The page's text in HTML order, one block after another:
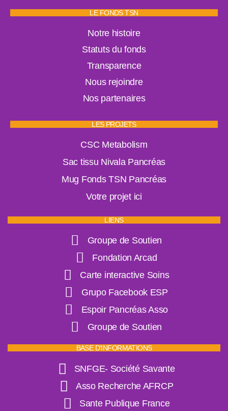
LE FONDS TSN
Notre histoire
Statuts du fonds
Transparence
Nous rejoindre
Nos partenaires
LES PROJETS
CSC Metabolism
Sac tissu Nivala Pancréas
Mug Fonds TSN Pancréas
Votre projet ici
LIENS
Groupe de Soutien
Fondation Arcad
Carte interactive Soins
Grupo Facebook ESP
Espoir Pancréas Asso
Groupe de Soutien
BASE D'INFORMATIONS
SNFGE- Société Savante
Asso Recherche AFRCP
Sante Publique France